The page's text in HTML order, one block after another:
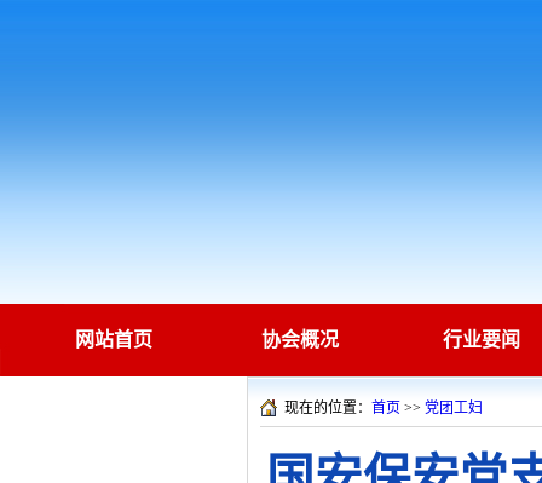
网站首页 协会概况 行业要闻
现在的位置： 首页 >> 党团工妇